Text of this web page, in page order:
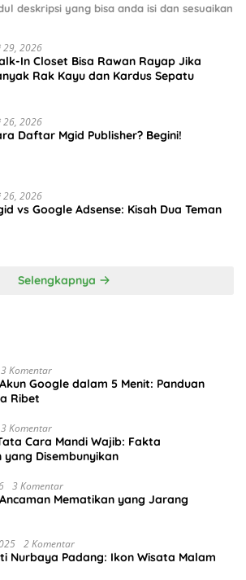
deskripsi yang bisa anda isi dan sesuaikan
29, 2026
In Closet Bisa Rawan Rayap Jika
Rak Kayu dan Kardus Sepatu
26, 2026
Daftar Mgid Publisher? Begini!
26, 2026
vs Google Adsense: Kisah Dua Teman
Selengkapnya
3 Komentar
Google dalam 5 Menit: Panduan
Ribet
3 Komentar
Cara Mandi Wajib: Fakta
yang Disembunyikan
3 Komentar
Mematikan yang Jarang
2 Komentar
Nurbaya Padang: Ikon Wisata Malam